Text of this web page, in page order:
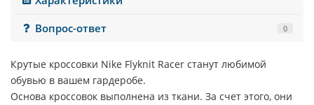
Вопрос-ответ
0
Крутые кроссовки Nike Flyknit Racer станут любимой
обувью в вашем гардеробе.
Основа кроссовок выполнена из ткани. За счет этого, они